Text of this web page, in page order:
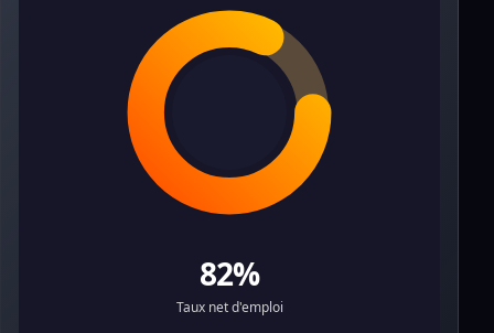
82%
Taux net d'emploi